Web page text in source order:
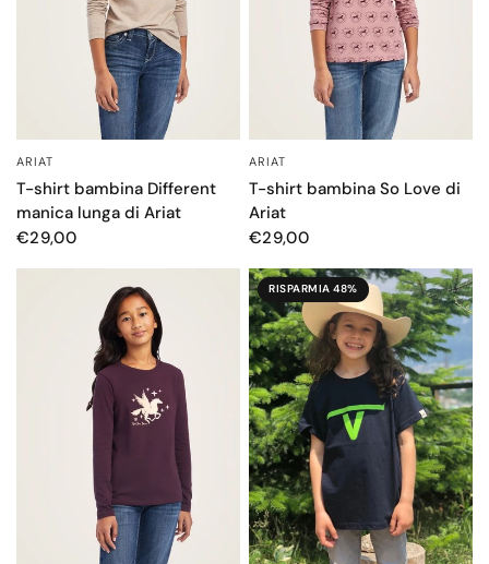
ARIAT
T-shirt bambina Different
manica lunga di Ariat
€29,00
ARIAT
T-shirt bambina So Love di
Ariat
€29,00
RISPARMIA 48%